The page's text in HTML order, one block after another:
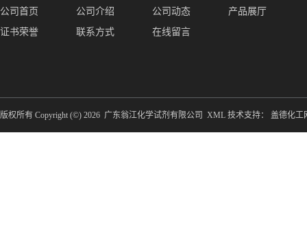
公司首页 公司介绍 公司动态
产品展厅
证书荣誉
联系方式 在线留言
版权所有 Copyright (©) 2026 广东翁江化学试剂有限公司 XML 技术支持： 盖德化工